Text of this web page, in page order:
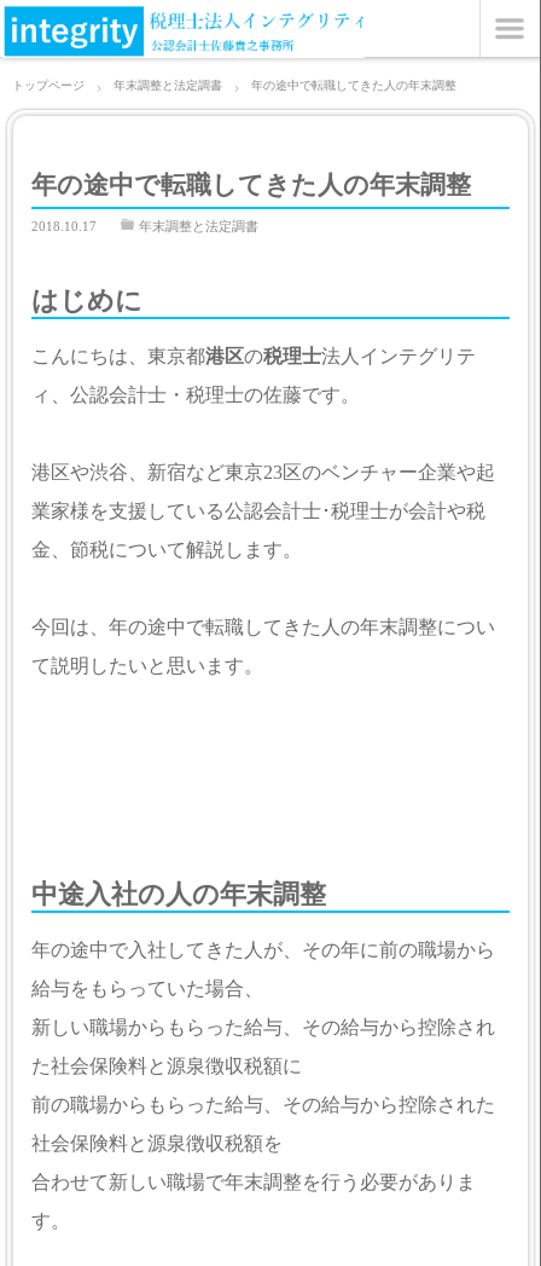
トップページ 年末調整と法定調書 年の途中で転職してきた人の年末調整
年の途中で転職してきた人の年末調整
2018.10.17 年末調整と法定調書
はじめに
こんにちは、東京都港区の税理士法人インテグリテ
ィ、公認会計士・税理士の佐藤です。
港区や渋谷、新宿など東京23区のベンチャー企業や起
業家様を支援している公認会計士･税理士が会計や税
金、節税について解説します。
今回は、年の途中で転職してきた人の年末調整につい
て説明したいと思います。
中途入社の人の年末調整
年の途中で入社してきた人が、その年に前の職場から
給与をもらっていた場合、
新しい職場からもらった給与、その給与から控除され
た社会保険料と源泉徴収税額に
前の職場からもらった給与、その給与から控除された
社会保険料と源泉徴収税額を
合わせて新しい職場で年末調整を行う必要がありま
す。